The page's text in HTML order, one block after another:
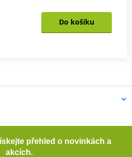
Do košíku
bunda s rovným střihem
odolností proti obroušení
přehled o novinkách a
akcích.